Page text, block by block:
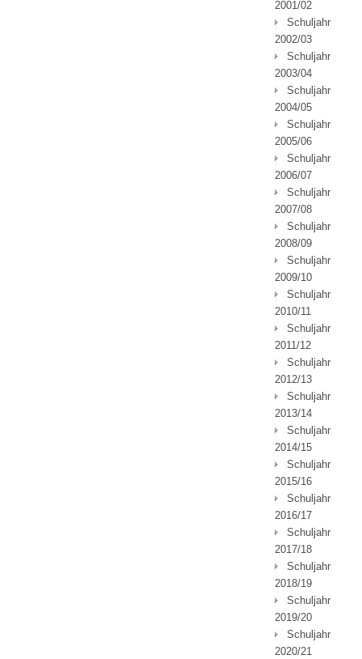
2001/02
Schuljahr
2002/03
Schuljahr
2003/04
Schuljahr
2004/05
Schuljahr
2005/06
Schuljahr
2006/07
Schuljahr
2007/08
Schuljahr
2008/09
Schuljahr
2009/10
Schuljahr
2010/11
Schuljahr
2011/12
Schuljahr
2012/13
Schuljahr
2013/14
Schuljahr
2014/15
Schuljahr
2015/16
Schuljahr
2016/17
Schuljahr
2017/18
Schuljahr
2018/19
Schuljahr
2019/20
Schuljahr
2020/21